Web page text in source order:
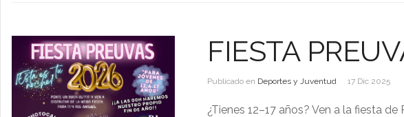
FIESTA
Publicado en Deportes y Juventud 17 Dic 2025
¿Tienes 12–17 años? Ven a la fiesta de